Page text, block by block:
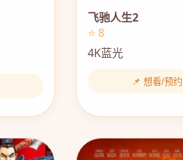
飞驰人生2
⭐ 8
4K蓝光
📌 想看/预约